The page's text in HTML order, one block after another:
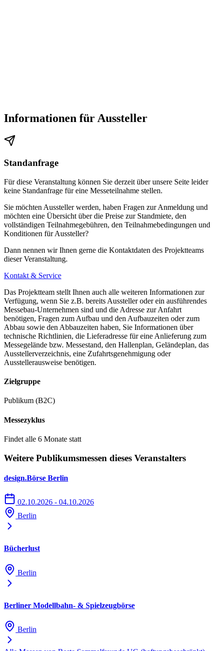
Informationen für Aussteller
Standanfrage
Für diese Veranstaltung können Sie derzeit über unsere Seite leider
keine Standanfrage für eine Messeteilnahme stellen.
Sie möchten Aussteller werden, haben Fragen zur Anmeldung und
möchten eine Übersicht über die Preise zur Standmiete, den
vollständigen Teilnahmegebühren, den Teilnahmebedingungen und
Konditionen für Aussteller?
Dann nennen wir Ihnen gerne die Kontaktdaten des Projektteams
dieser Veranstaltung.
Kontakt & Service
Das Projektteam stellt Ihnen auch alle weiteren Informationen zur
Verfügung, wenn Sie z.B. bereits Aussteller oder ein ausführendes
Messebau-Unternehmen sind und die Adresse zur Anfahrt
benötigen, Fragen zum Aufbau und den Aufbauzeiten oder zum
Abbau sowie den Abbauzeiten haben, Sie Informationen über
technische Richtlinien, die Lieferadresse für eine Anlieferung zum
Messegelände bzw. Messestand, den Hallenplan, Geländeplan, das
Ausstellerverzeichnis, eine Zufahrtsgenehmigung oder
Ausstellerausweise benötigen.
Zielgruppe
Publikum (B2C)
Messezyklus
Findet alle 6 Monate statt
Weitere Publikumsmessen dieses Veranstalters
design.Börse Berlin
02.10.2026 - 04.10.2026
Berlin
Bücherlust
Berlin
Berliner Modellbahn- & Spielzeugbörse
Berlin